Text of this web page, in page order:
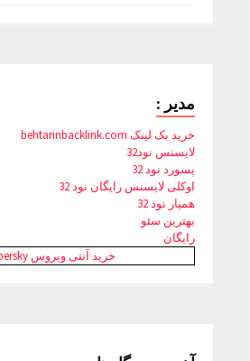
مدیر :
خرید بک لینک behtarinbacklink.com
لایسنس نود32
پسورد نود 32
اوکلی لایسنس رایگان نود 32
همیار نود 32
بهترین سئو
رایگان
خرید آنتی ویروس Kaspersky